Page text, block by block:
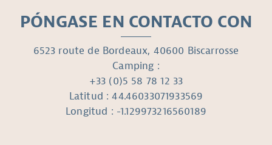
PÓNGASE EN CONTACTO CON
6523 route de Bordeaux, 40600 Biscarrosse
Camping :
+33 (0)5 58 78 12 33
Latitud : 44.46033071933569
Longitud : -1.129973216560189